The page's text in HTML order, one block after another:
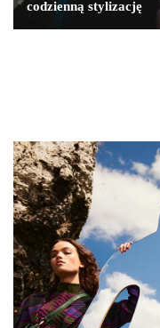
codzienną stylizację